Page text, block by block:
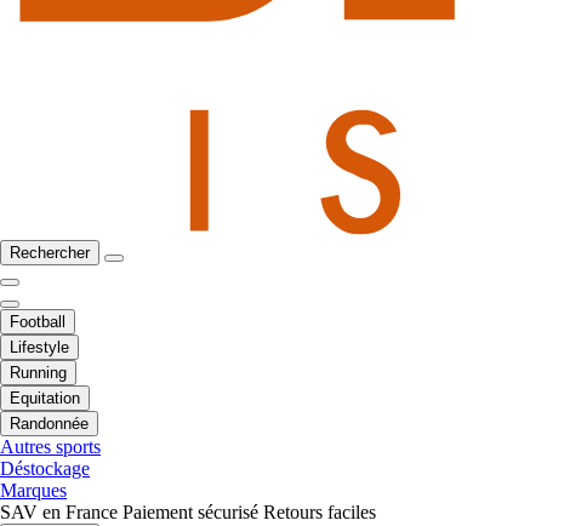
Rechercher
Football
Lifestyle
Running
Equitation
Randonnée
Autres sports
Déstockage
Marques
SAV en France Paiement sécurisé Retours faciles